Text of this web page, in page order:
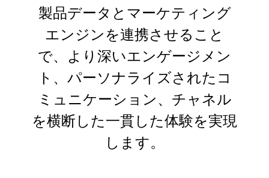
製品データとマーケティング
エンジンを連携させること
で、より深いエンゲージメン
ト、パーソナライズされたコ
ミュニケーション、チャネル
を横断した一貫した体験を実現
します。